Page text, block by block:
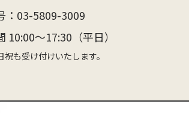
03-5809-3009
10:00〜17:30（平日）
祝も受け付けいたします。